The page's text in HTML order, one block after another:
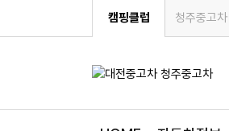
캠핑클럽 청주중고차